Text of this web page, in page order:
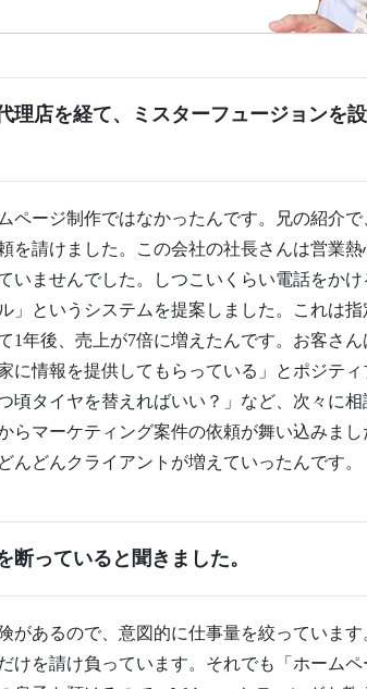
店を経て、ミスターフュージョンを
ページ制作ではなかったんです。兄の紹介
を請けました。この会社の社長さんは営業
いませんでした。しつこいくらい電話をか
」というシステムを提案しました。これは
1年後、売上が7倍に増えたんです。お客さ
に情報を提供してもらっている」とポジテ
頃タイヤを替えればいい？」など、次々に
らマーケティング案件の依頼が舞い込みま
どんクライアントが増えていったんです。
っていると聞きました。
があるので、意図的に仕事量を絞っていま
けを請け負っています。それでも「ホーム